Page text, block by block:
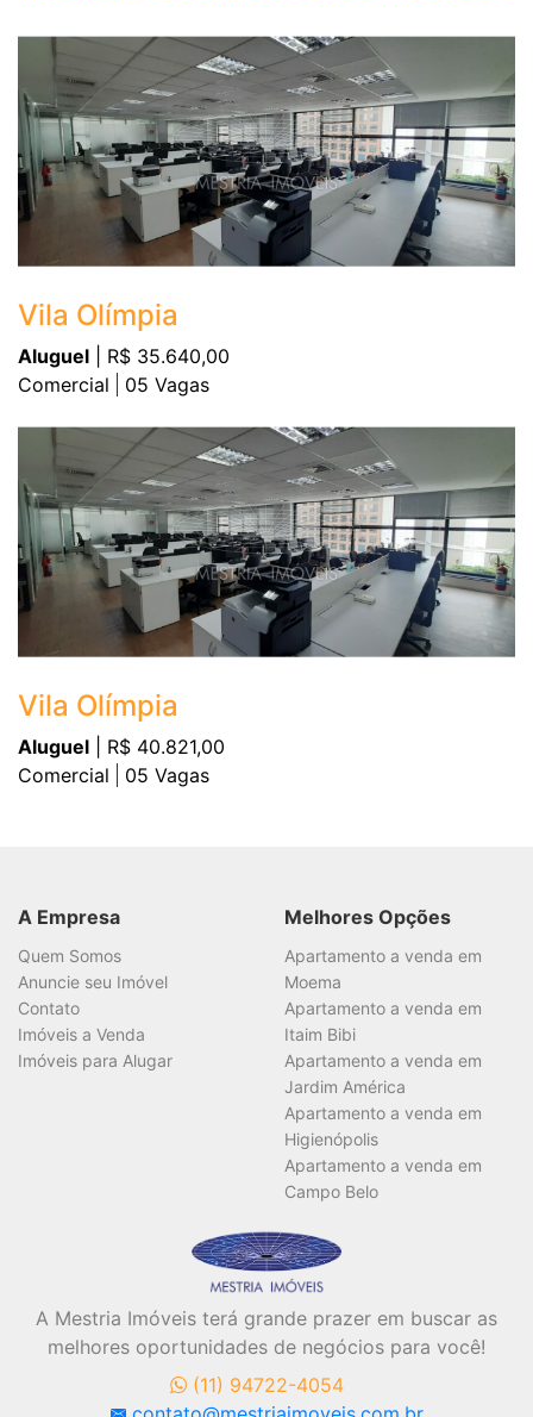
Vila Olímpia
Aluguel | R$ 35.640,00
Comercial
05 Vagas
Vila Olímpia
Aluguel | R$ 40.821,00
Comercial
05 Vagas
A Empresa
Quem Somos
Anuncie seu Imóvel
Contato
Imóveis a Venda
Imóveis para Alugar
Melhores Opções
Apartamento a venda em
Moema
Apartamento a venda em
Itaim Bibi
Apartamento a venda em
Jardim América
Apartamento a venda em
Higienópolis
Apartamento a venda em
Campo Belo
A Mestria Imóveis terá grande prazer em buscar as
melhores oportunidades de negócios para você!
(11) 94722-4054